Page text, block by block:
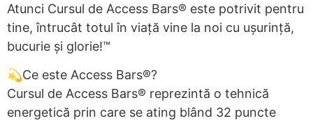
Atunci Cursul de Access Bars® este potrivit pentru
tine, întrucât totul în viață vine la noi cu ușurință,
bucurie și glorie!™
💫Ce este Access Bars®?
Cursul de Access Bars® reprezintă o tehnică
energetică prin care se ating blând 32 puncte